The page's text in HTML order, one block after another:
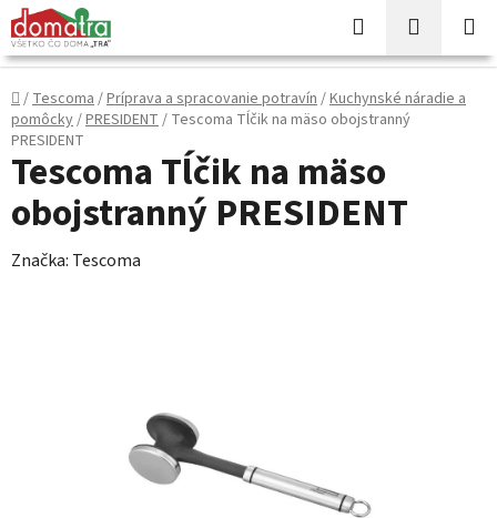
Prejsť
na
obsah
Hľadať
KOŠÍK
Domov
/Tescoma/Príprava a spracovanie potravín/Kuchynské náradie a
pomôcky/PRESIDENT/ Tescoma Tĺčik na mäso obojstranný
PRESIDENT
Tescoma Tĺčik na mäso
obojstranný PRESIDENT
Značka: Tescoma